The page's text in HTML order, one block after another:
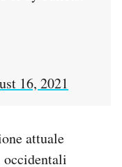
16, 2021
attuale
occidentali